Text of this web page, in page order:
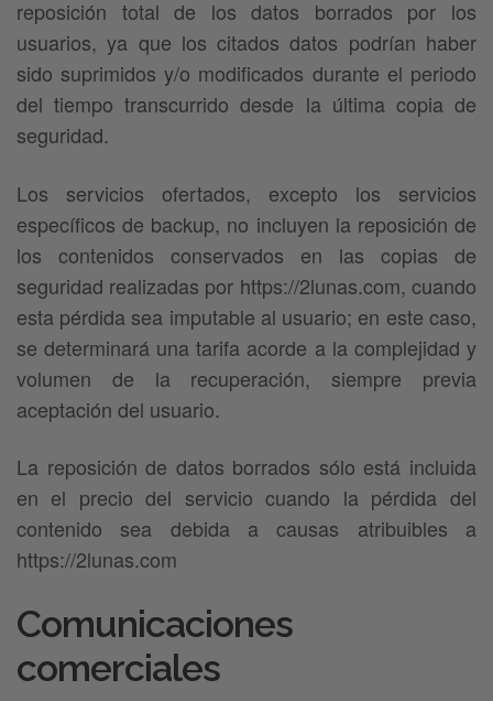
reposición total de los datos borrados por los
usuarios, ya que los citados datos podrían haber
sido suprimidos y/o modificados durante el periodo
del tiempo transcurrido desde la última copia de
seguridad.
Los servicios ofertados, excepto los servicios
específicos de backup, no incluyen la reposición de
los contenidos conservados en las copias de
seguridad realizadas por https://2lunas.com, cuando
esta pérdida sea imputable al usuario; en este caso,
se determinará una tarifa acorde a la complejidad y
volumen de la recuperación, siempre previa
aceptación del usuario.
La reposición de datos borrados sólo está incluida
en el precio del servicio cuando la pérdida del
contenido sea debida a causas atribuibles a
https://2lunas.com
Comunicaciones
comerciales